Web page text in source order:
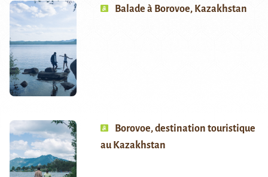
Balade à Borovoe, Kazakhstan
Borovoe, destination touristique
au Kazakhstan